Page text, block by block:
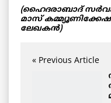
(ഹൈദരാബാദ്
മാസ്
ലേഖകൻ)
« Previous Article